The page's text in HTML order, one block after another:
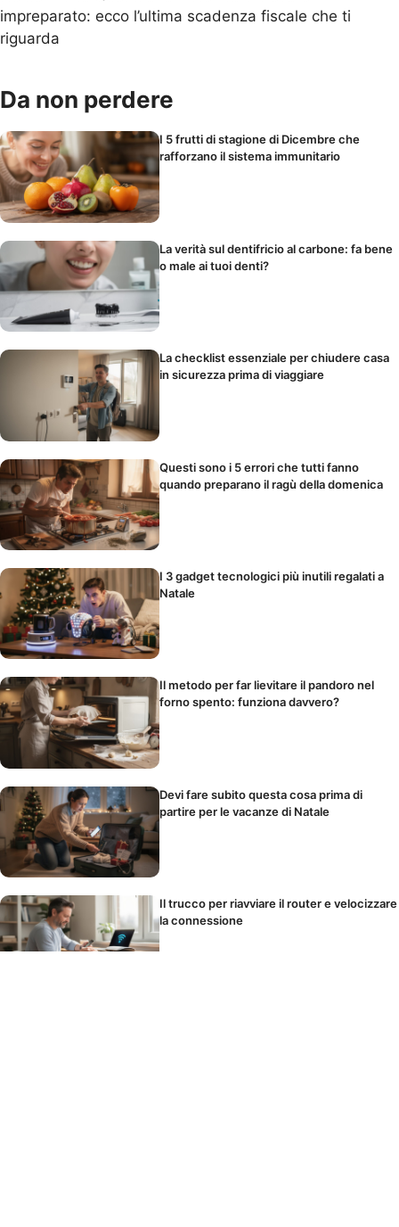
impreparato: ecco l’ultima scadenza fiscale che ti
riguarda
Da non perdere
I 5 frutti di stagione di Dicembre che
rafforzano il sistema immunitario
La verità sul dentifricio al carbone: fa bene
o male ai tuoi denti?
La checklist essenziale per chiudere casa
in sicurezza prima di viaggiare
Questi sono i 5 errori che tutti fanno
quando preparano il ragù della domenica
I 3 gadget tecnologici più inutili regalati a
Natale
Il metodo per far lievitare il pandoro nel
forno spento: funziona davvero?
Devi fare subito questa cosa prima di
partire per le vacanze di Natale
Il trucco per riavviare il router e velocizzare
la connessione